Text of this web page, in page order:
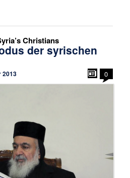
Christians
der syrischen
2013 0